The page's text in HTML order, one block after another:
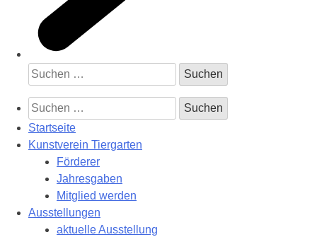
Suchen
nach:
Suchen
nach:
Startseite
Kunstverein Tiergarten
Förderer
Jahresgaben
Mitglied werden
Ausstellungen
aktuelle Ausstellung